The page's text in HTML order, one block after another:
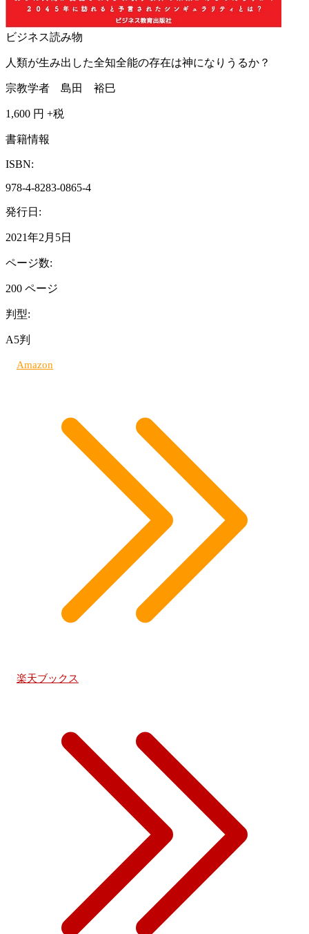
ビジネス読み物
人類が生み出した全知全能の存在は神になりうるか？
宗教学者 島田 裕巳
1,600 円 +税
書籍情報
ISBN:
978-4-8283-0865-4
発行日:
2021年2月5日
ページ数:
200 ページ
判型:
A5判
Amazon
楽天ブックス